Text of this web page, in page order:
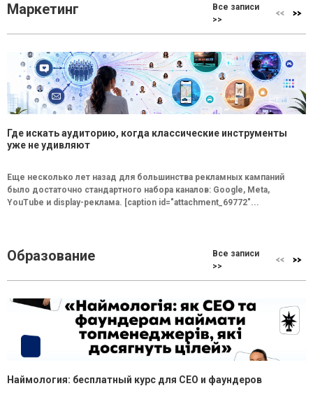
Маркетинг
Все записи
>>
Где искать аудиторию, когда классические инструменты
уже не удивляют
Еще несколько лет назад для большинства рекламных кампаний
было достаточно стандартного набора каналов: Google, Meta,
YouTube и display-реклама. [caption id="attachment_69772"...
Образование
Все записи
>>
Наймология: бесплатный курс для CEO и фаундеров